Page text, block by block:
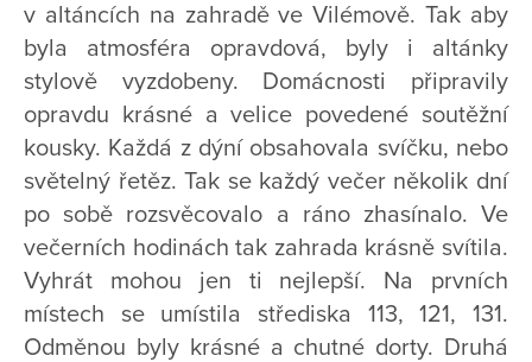
v altáncích na zahradě ve Vilémově. Tak aby
byla atmosféra opravdová, byly i altánky
stylově vyzdobeny. Domácnosti připravily
opravdu krásné a velice povedené soutěžní
kousky. Každá z dýní obsahovala svíčku, nebo
světelný řetěz. Tak se každý večer několik dní
po sobě rozsvěcovalo a ráno zhasínalo. Ve
večerních hodinách tak zahrada krásně svítila.
Vyhrát mohou jen ti nejlepší. Na prvních
místech se umístila střediska 113, 121, 131.
Odměnou byly krásné a chutné dorty. Druhá